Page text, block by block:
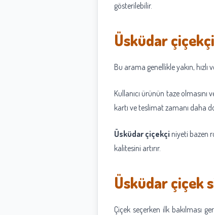
gösterilebilir.
Üsküdar çiçekçi
Bu arama genellikle yakın,
Kullanıcı ürünün taze
kartı ve teslimat zamanı daha
Üsküdar çiçekçi niyeti bazen
kalitesini artırır.
Üsküdar çiçek
Çiçek seçerken ilk bakılması